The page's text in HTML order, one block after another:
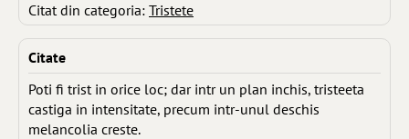
Citat din categoria: Tristete
Citate
Poti fi trist in orice loc; dar intr un plan inchis, tristeeta
castiga in intensitate, precum intr-unul deschis
melancolia creste.